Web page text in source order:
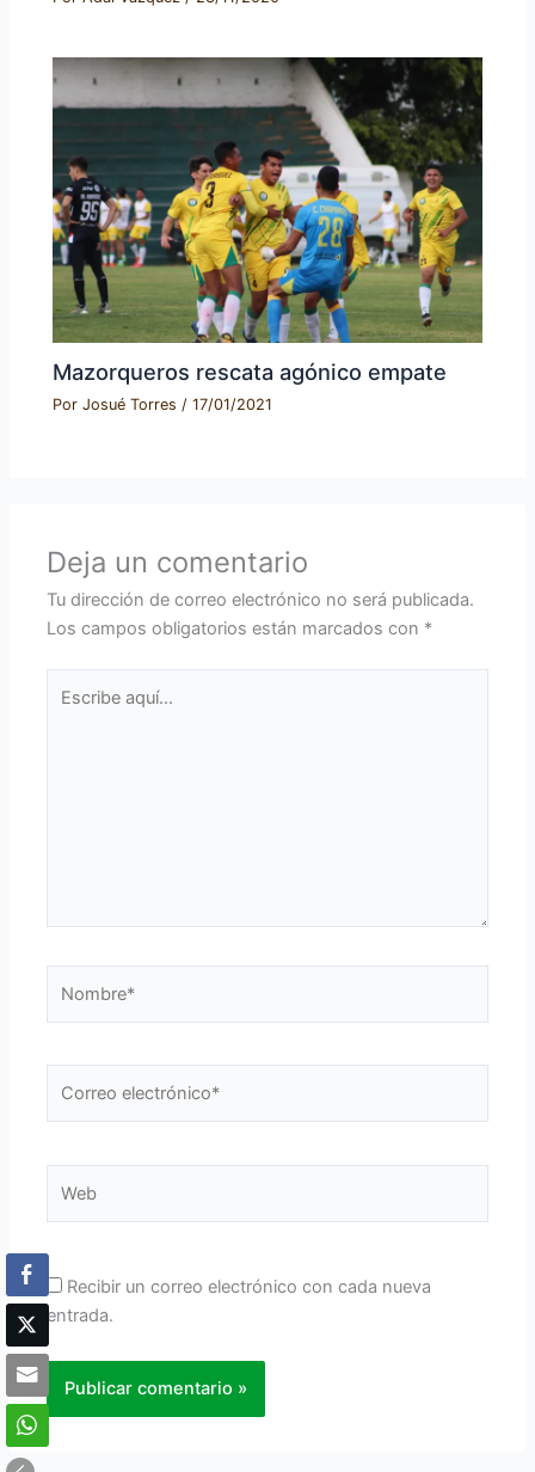
Mazorqueros rescata agónico empate
PorJosué Torres/17/01/2021
Deja un comentario
Tu dirección de correo electrónico no será publicada.
Los campos obligatorios están marcados con *
aquí...
electrónico*
Recibir un correo electrónico con cada nueva
entrada.